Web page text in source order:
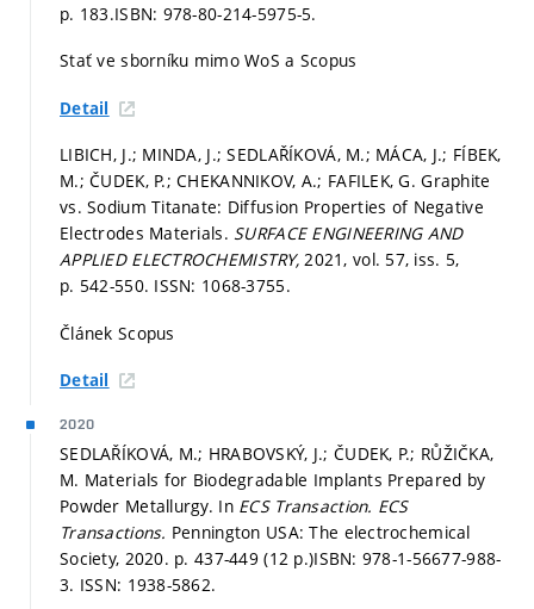
p. 183.ISBN: 978-80-214-5975-5.
Stať ve sborníku mimo WoS a Scopus
Detail
LIBICH, J.; MINDA, J.; SEDLAŘÍKOVÁ, M.; MÁCA, J.; FÍBEK,
M.; ČUDEK, P.; CHEKANNIKOV, A.; FAFILEK, G. Graphite
vs. Sodium Titanate: Diffusion Properties of Negative
Electrodes Materials. SURFACE ENGINEERING AND
APPLIED ELECTROCHEMISTRY,2021, vol. 57, iss. 5,
p. 542-550. ISSN: 1068-3755.
Článek Scopus
Detail
2020
SEDLAŘÍKOVÁ, M.; HRABOVSKÝ, J.; ČUDEK, P.; RŮŽIČKA,
M. Materials for Biodegradable Implants Prepared by
Powder Metallurgy. In ECS Transaction. ECS
Transactions. Pennington USA: The electrochemical
Society, 2020. p. 437-449 (12 p.)ISBN: 978-1-56677-988-
3. ISSN: 1938-5862.